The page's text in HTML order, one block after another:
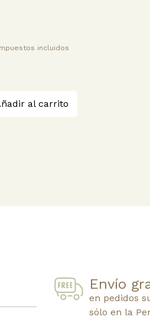
incluidos
al carrito
Envío
en pedidos
sólo en la